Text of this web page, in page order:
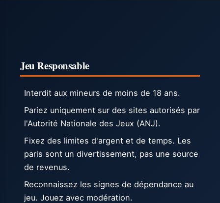
Jeu Responsable
Interdit aux mineurs de moins de 18 ans.
Pariez uniquement sur des sites autorisés par
l'Autorité Nationale des Jeux (ANJ).
Fixez des limites d'argent et de temps. Les
paris sont un divertissement, pas une source
de revenus.
Reconnaissez les signes de dépendance au
jeu. Jouez avec modération.